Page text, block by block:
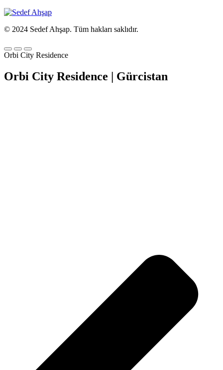
© 2024 Sedef Ahşap. Tüm hakları saklıdır.
Orbi City Residence
Orbi City Residence | Gürcistan